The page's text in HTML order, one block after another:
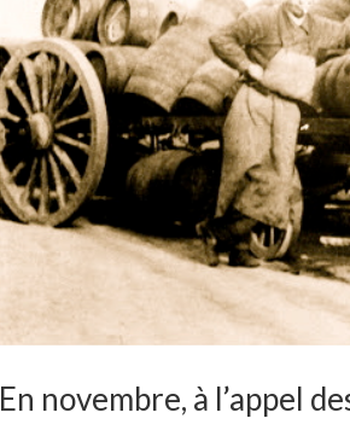
En novembre, à l’appel